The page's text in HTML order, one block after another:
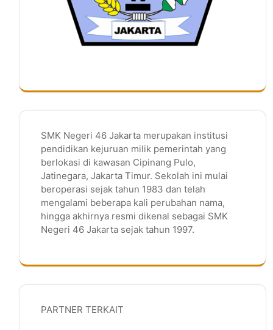
SMK Negeri 46 Jakarta merupakan institusi
pendidikan kejuruan milik pemerintah yang
berlokasi di kawasan Cipinang Pulo,
Jatinegara, Jakarta Timur. Sekolah ini mulai
beroperasi sejak tahun 1983 dan telah
mengalami beberapa kali perubahan nama,
hingga akhirnya resmi dikenal sebagai SMK
Negeri 46 Jakarta sejak tahun 1997.
PARTNER TERKAIT